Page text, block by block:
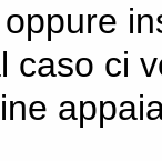
caso ci